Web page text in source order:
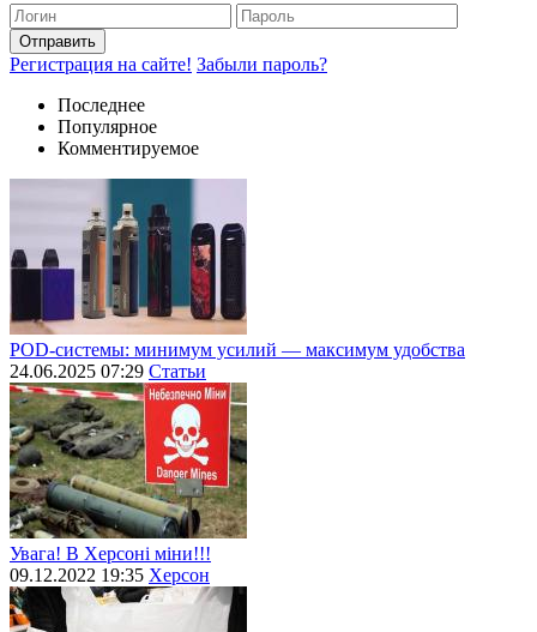
Отправить
Регистрация на сайте! Забыли пароль?
Последнее
Популярное
Комментируемое
POD-системы: минимум усилий — максимум удобства
24.06.2025 07:29 Статьи
Увага! В Херсоні міни!!!
09.12.2022 19:35 Херсон